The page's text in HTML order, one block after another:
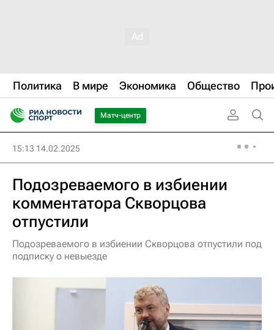
Политика В мире Экономика Общество
Матч-центр
15:13 14.02.2025
Подозреваемого в избиении
комментатора Скворцова
отпустили
Подозреваемого в избиении Скворцова отпустили под
подписку о невыезде